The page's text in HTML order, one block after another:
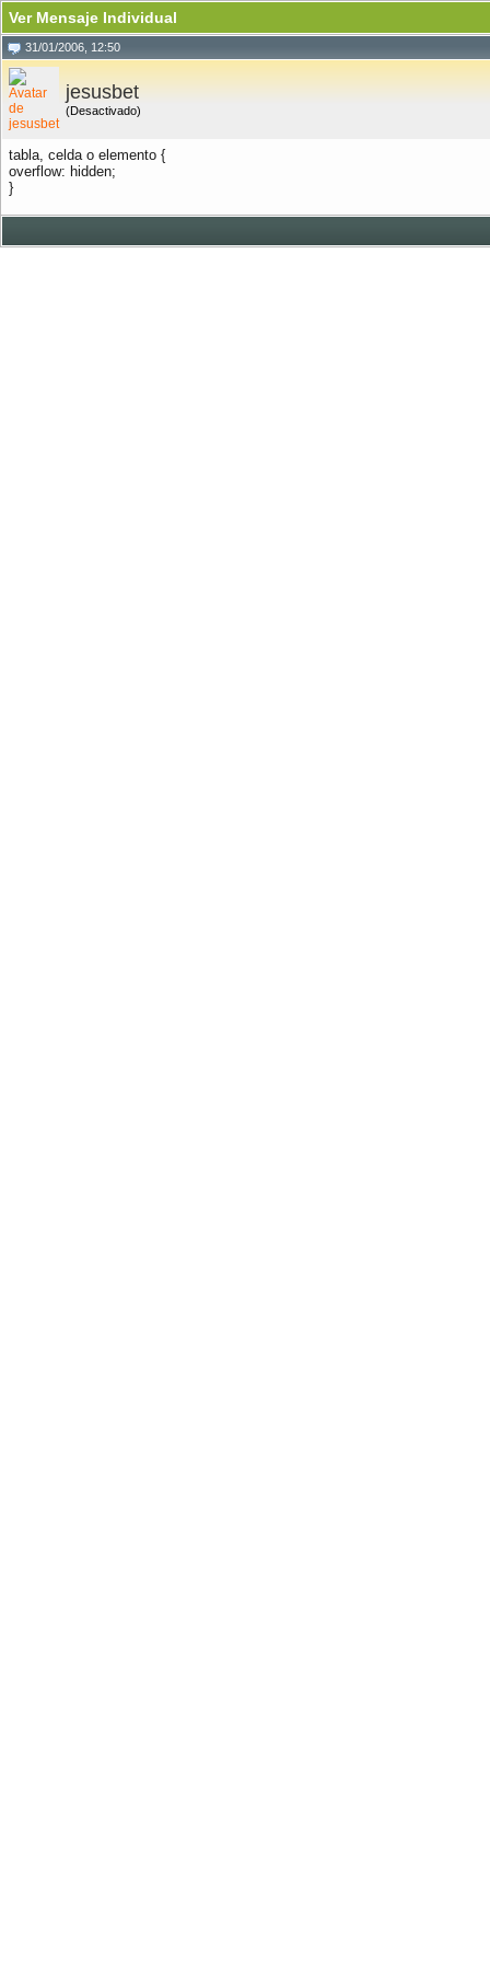
Ver Mensaje Individual
31/01/2006, 12:50
jesusbet
(Desactivado)
tabla, celda o elemento {
overflow: hidden;
}